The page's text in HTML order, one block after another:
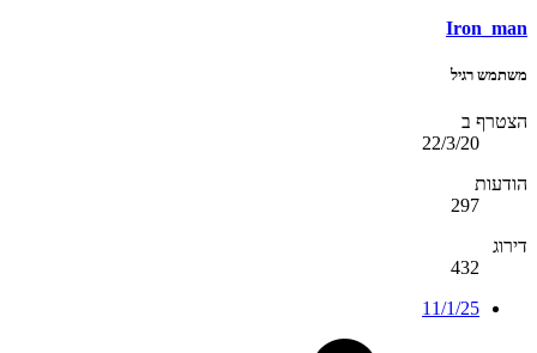
Iron_man
משתמש רגיל
הצטרף ב
22/3/20
הודעות
297
דירוג
432
11/1/25